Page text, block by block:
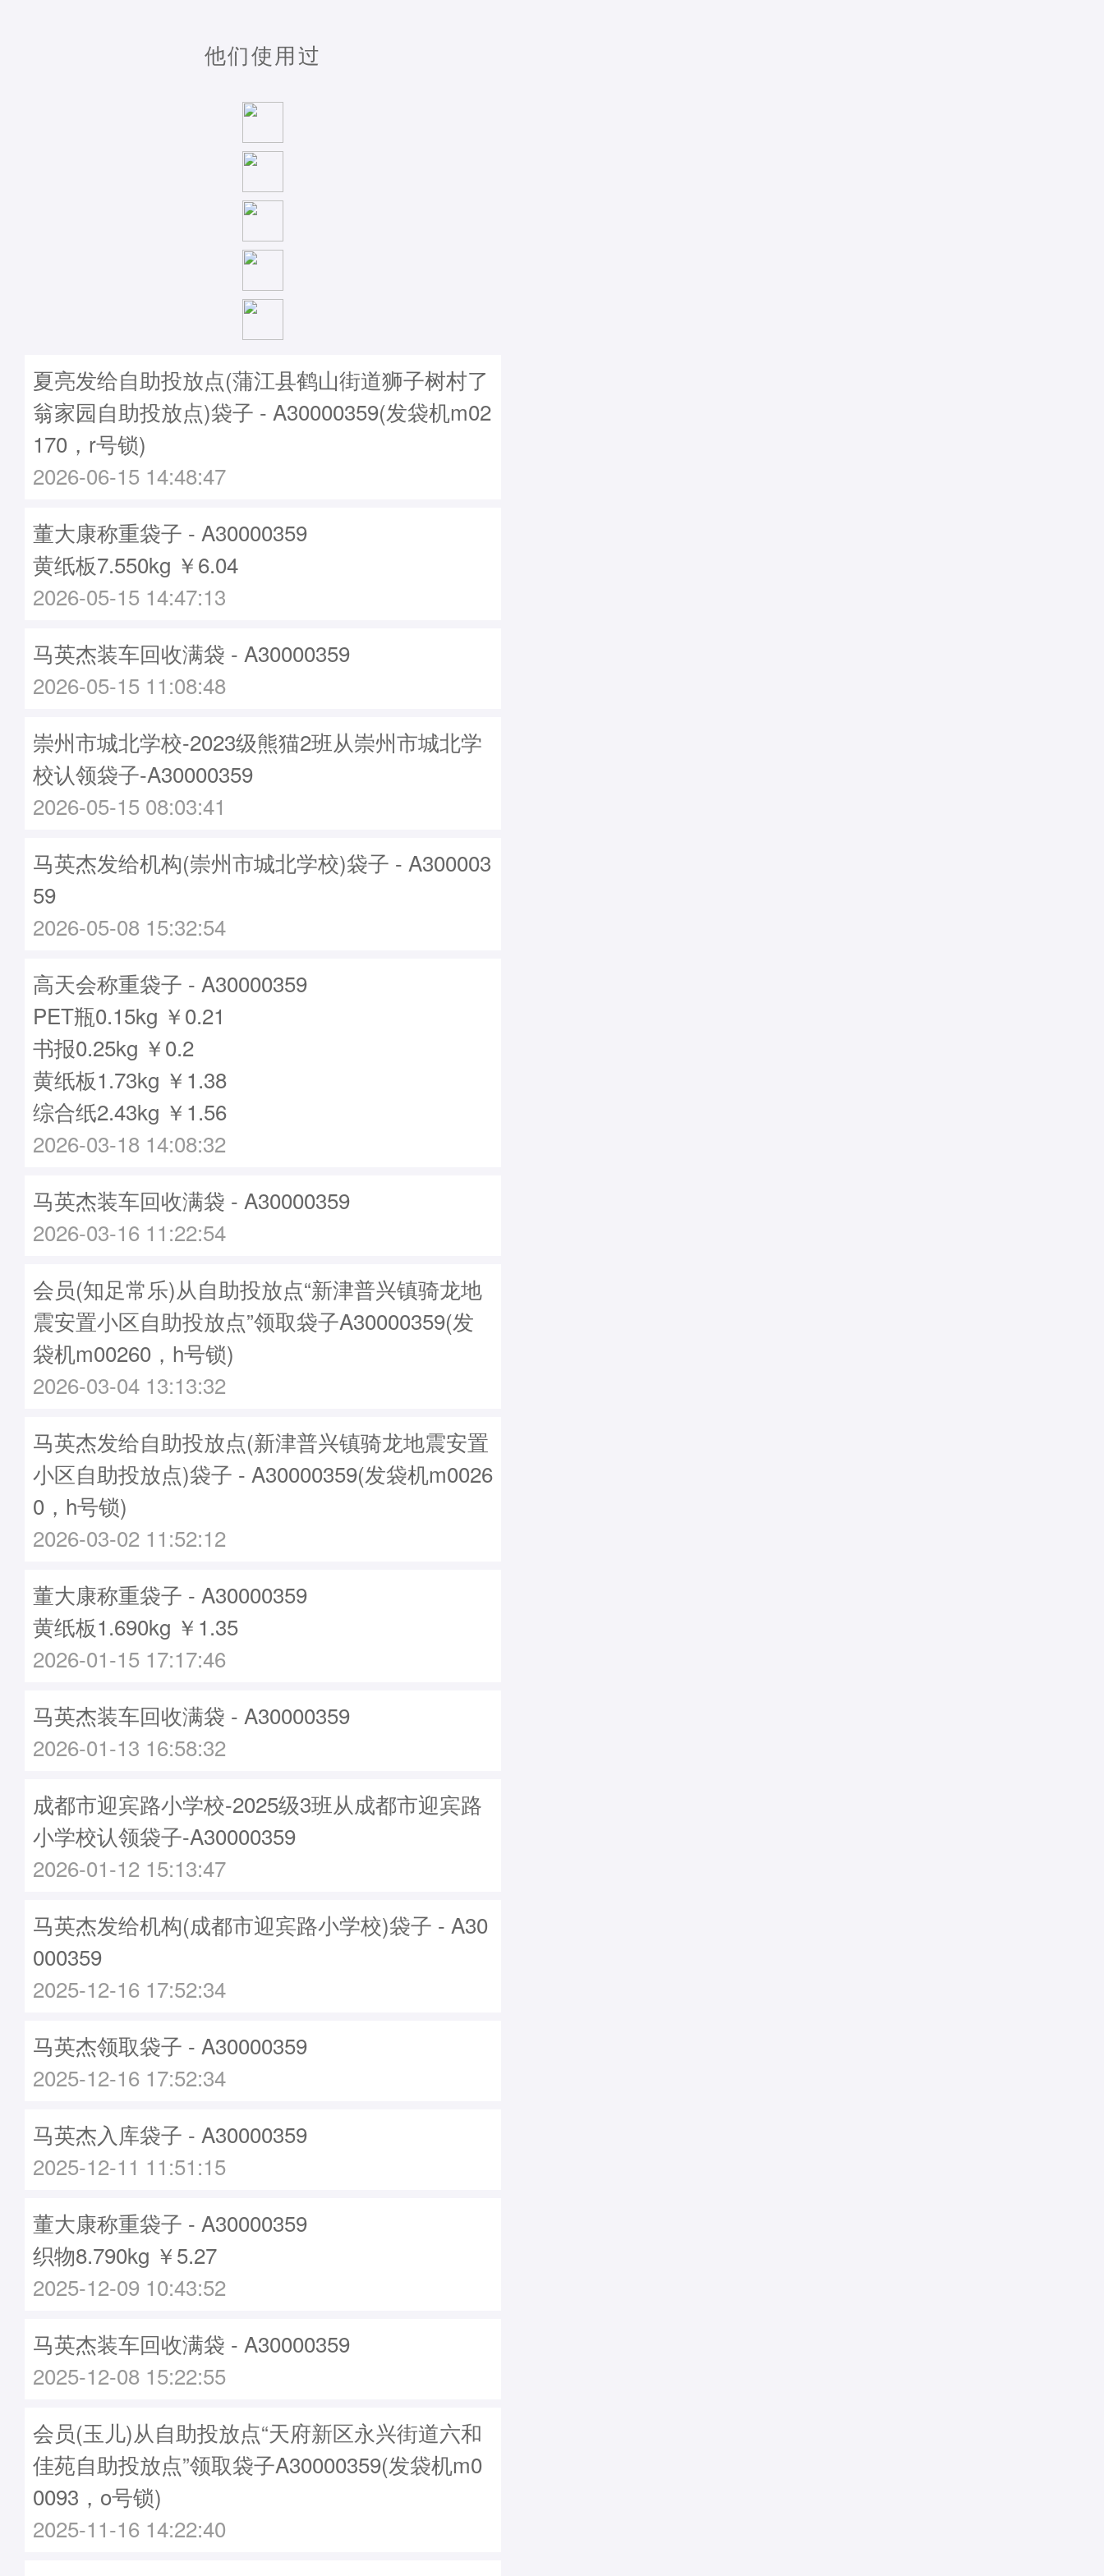
他们使用过
夏亮发给自助投放点(蒲江县鹤山街道狮子树村了
翁家园自助投放点)袋子 - A30000359(发袋机m02
170，r号锁)
2026-06-15 14:48:47
董大康称重袋子 - A30000359
黄纸板7.550kg ￥6.04
2026-05-15 14:47:13
马英杰装车回收满袋 - A30000359
2026-05-15 11:08:48
崇州市城北学校-2023级熊猫2班从崇州市城北学
校认领袋子-A30000359
2026-05-15 08:03:41
马英杰发给机构(崇州市城北学校)袋子 - A300003
59
2026-05-08 15:32:54
高天会称重袋子 - A30000359
PET瓶0.15kg ￥0.21
书报0.25kg ￥0.2
黄纸板1.73kg ￥1.38
综合纸2.43kg ￥1.56
2026-03-18 14:08:32
马英杰装车回收满袋 - A30000359
2026-03-16 11:22:54
会员(知足常乐)从自助投放点“新津普兴镇骑龙地
震安置小区自助投放点”领取袋子A30000359(发
袋机m00260，h号锁)
2026-03-04 13:13:32
马英杰发给自助投放点(新津普兴镇骑龙地震安置
小区自助投放点)袋子 - A30000359(发袋机m0026
0，h号锁)
2026-03-02 11:52:12
董大康称重袋子 - A30000359
黄纸板1.690kg ￥1.35
2026-01-15 17:17:46
马英杰装车回收满袋 - A30000359
2026-01-13 16:58:32
成都市迎宾路小学校-2025级3班从成都市迎宾路
小学校认领袋子-A30000359
2026-01-12 15:13:47
马英杰发给机构(成都市迎宾路小学校)袋子 - A30
000359
2025-12-16 17:52:34
马英杰领取袋子 - A30000359
2025-12-16 17:52:34
马英杰入库袋子 - A30000359
2025-12-11 11:51:15
董大康称重袋子 - A30000359
织物8.790kg ￥5.27
2025-12-09 10:43:52
马英杰装车回收满袋 - A30000359
2025-12-08 15:22:55
会员(玉儿)从自助投放点“天府新区永兴街道六和
佳苑自助投放点”领取袋子A30000359(发袋机m0
0093，o号锁)
2025-11-16 14:22:40